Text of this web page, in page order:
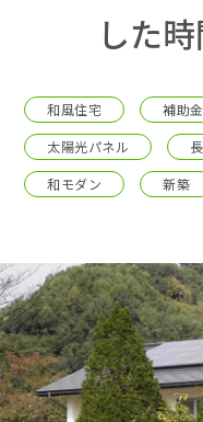
コンセプト
施工事例
採用情報
イベント
ショールーム
ブログ
した
和風住宅 補助金
太陽光パネル
和モダン
新築